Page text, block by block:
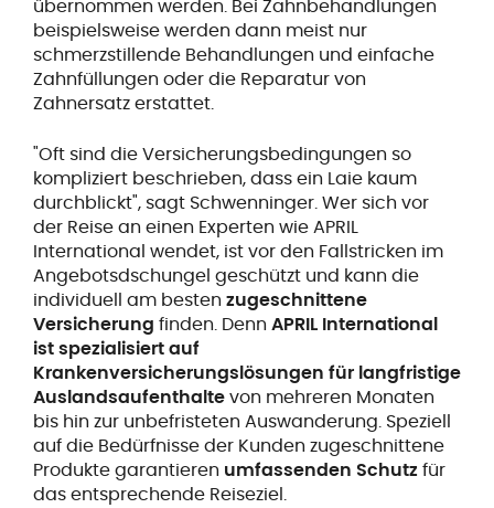
übernommen werden. Bei Zahnbehandlungen
beispielsweise werden dann meist nur
schmerzstillende Behandlungen und einfache
Zahnfüllungen oder die Reparatur von
Zahnersatz erstattet.
"Oft sind die Versicherungsbedingungen so
kompliziert beschrieben, dass ein Laie kaum
durchblickt", sagt Schwenninger. Wer sich vor
der Reise an einen Experten wie APRIL
International wendet, ist vor den Fallstricken im
Angebotsdschungel geschützt und kann die
individuell am besten zugeschnittene
Versicherung finden. Denn APRIL International
ist spezialisiert auf
Krankenversicherungslösungen für langfristige
Auslandsaufenthaltevon mehreren Monaten
bis hin zur unbefristeten Auswanderung. Speziell
auf die Bedürfnisse der Kunden zugeschnittene
Produkte garantieren umfassenden Schutzfür
das entsprechende Reiseziel.